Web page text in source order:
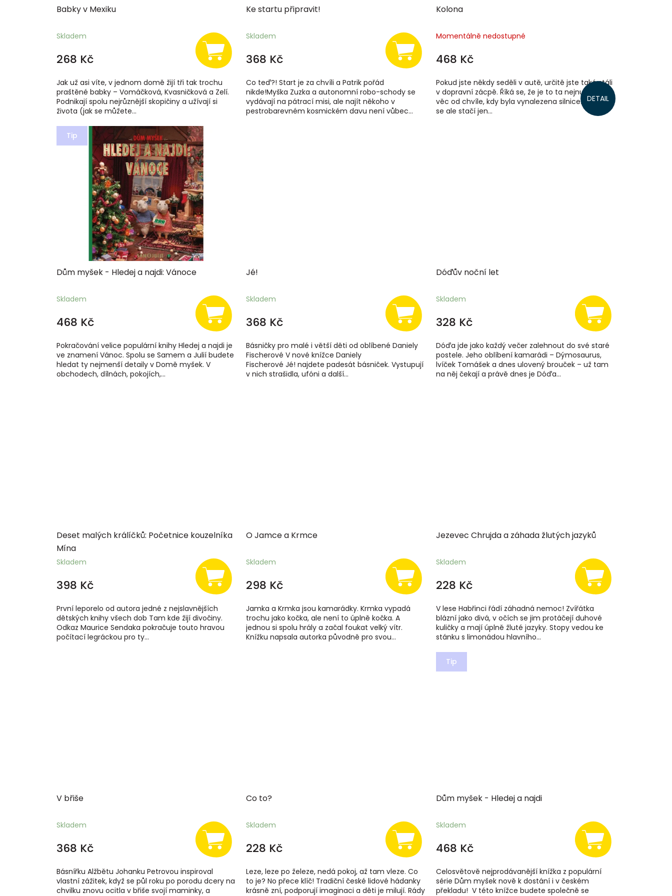
Babky v Mexiku
Skladem
268 Kč
Jak už asi víte, v jednom domě žijí tři tak trochu
praštěné babky – Vomáčková, Kvasničková a Zelí.
Podnikají spolu nejrůznější skopičiny a užívají si
života (jak se můžete...
Ke startu připravit!
Skladem
368 Kč
Co teď?! Start je za chvíli a Patrik pořád
nikde!Myška Zuzka a autonomní robo-schody se
vydávají na pátrací misi, ale najít někoho v
pestrobarevném kosmickém davu není vůbec...
Kolona
Momentálně nedostupné
468 Kč
DETAIL
Pokud jste někdy seděli v autě, určitě jste také stáli
v dopravní zácpě. Říká se, že je to ta nejnudnější
věc od chvíle, kdy byla vynalezena silnice. Možná
se ale stačí jen...
Tip
Dům myšek - Hledej a najdi: Vánoce
Skladem
468 Kč
Pokračování velice populární knihy Hledej a najdi je
ve znamení Vánoc. Spolu se Samem a Julií budete
hledat ty nejmenší detaily v Domě myšek. V
obchodech, dílnách, pokojích,...
Jé!
Skladem
368 Kč
Básničky pro malé i větší děti od oblíbené Daniely
Fischerové V nové knížce Daniely
Fischerové Jé! najdete padesát básniček. Vystupují
v nich strašidla, ufóni a další...
Dóďův noční let
Skladem
328 Kč
Dóďa jde jako každý večer zalehnout do své staré
postele. Jeho oblíbení kamarádi – Dýmosaurus,
lvíček Tomášek a dnes ulovený brouček – už tam
na něj čekají a právě dnes je Dóďa...
Deset malých králíčků: Početnice kouzelníka
Mína
Skladem
398 Kč
První leporelo od autora jedné z nejslavnějších
dětských knihy všech dob Tam kde žijí divočiny.
Odkaz Maurice Sendaka pokračuje touto hravou
počítací legráckou pro ty...
O Jamce a Krmce
Skladem
298 Kč
Jamka a Krmka jsou kamarádky. Krmka vypadá
trochu jako kočka, ale není to úplně kočka. A
jednou si spolu hrály a začal foukat velký vítr.
Knížku napsala autorka původně pro svou...
Jezevec Chrujda a záhada žlutých jazyků
Skladem
228 Kč
V lese Habřinci řádí záhadná nemoc! Zvířátka
blázní jako divá, v očích se jim protáčejí duhové
kuličky a mají úplně žluté jazyky. Stopy vedou ke
stánku s limonádou hlavního...
V břiše
Skladem
368 Kč
Básnířku Alžbětu Johanku Petrovou inspiroval
vlastní zážitek, když se půl roku po porodu dcery na
chvilku znovu ocitla v břiše svojí maminky, a
Co to?
Skladem
228 Kč
Leze, leze po železe, nedá pokoj, až tam vleze. Co
to je? No přece klíč! Tradiční české lidové hádanky
krásně zní, podporují imaginaci a děti je milují. Rády
Tip
Dům myšek - Hledej a najdi
Skladem
468 Kč
Celosvětově nejprodávanější knížka z populární
série Dům myšek nově k dostání i v českém
překladu! V této knížce budete společně se